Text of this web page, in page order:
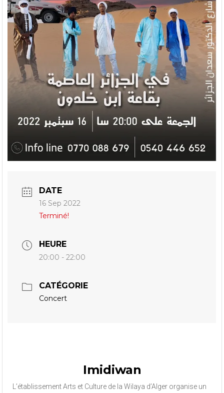
DATE
16 Sep 2022
Terminé!
HEURE
20:00 - 22:00
CATÉGORIE
Concert
Imidiwan
L’établissement Arts et Culture de la Wilaya d’Alger organise un